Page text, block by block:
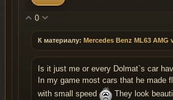
0
К материалу: Mercedes Benz ML63 AMG
Is it just me or every Dolmat`s car
In my game most cars that he made
with small speed
They look